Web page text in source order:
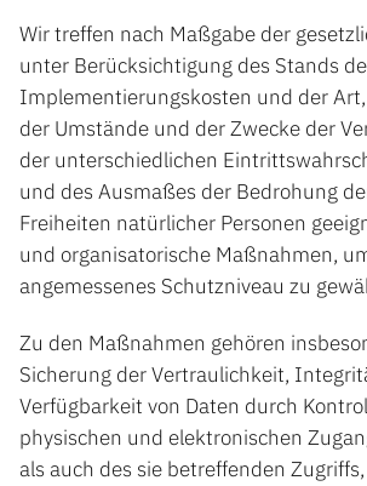
Wir treffen nach Maßgabe der
unter Berücksichtigung des Stands
Implementierungskosten und der
der Umstände und der Zwecke der
der unterschiedlichen
und des Ausmaßes der Bedrohung
Freiheiten natürlicher Personen
und organisatorische Maßnahmen,
angemessenes Schutzniveau zu
Zu den Maßnahmen gehören
Sicherung der Vertraulichkeit,
Verfügbarkeit von Daten durch
physischen und elektronischen
als auch des sie betreffenden